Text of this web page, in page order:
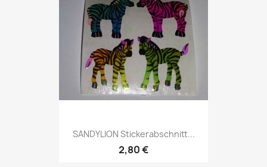
SANDYLION Stickerabschnitt...
2,80 €